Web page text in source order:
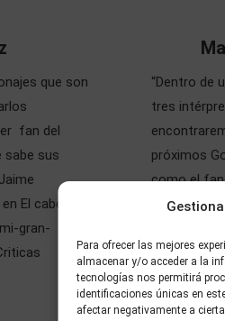
Para ofrecer las mejores
almacenar y/o acceder a la
tecnologías nos permitirá
identificaciones únicas en
afectar negativamente a
que son
fan del
sabe sus
El cabo del
gran-
“Dentro de
tres
próximos
como el
https://